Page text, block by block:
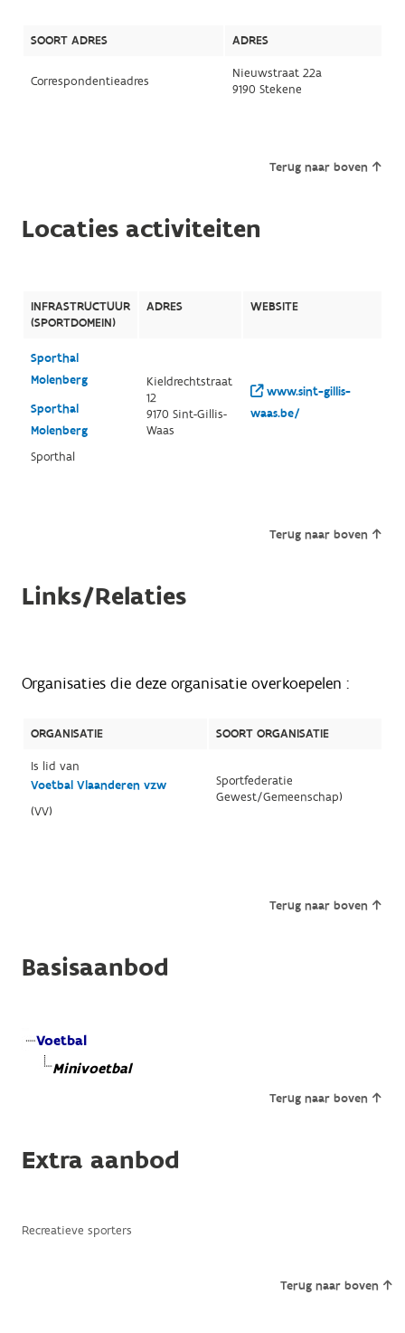
SOORT ADRES ADRES
Correspondentieadres
Nieuwstraat 22a
9190 Stekene
Terug naar boven
Locaties activiteiten
INFRASTRUCTUUR
(SPORTDOMEIN)
ADRES WEBSITE
Sporthal
Molenberg
Sporthal
Molenberg
Sporthal
Kieldrechtstraat
12
9170 Sint-Gillis-
Waas
www.sint-gillis-
waas.be/
Terug naar boven
Links/Relaties
Organisaties die deze organisatie overkoepelen :
ORGANISATIE
SOORT ORGANISATIE
Is lid van
Voetbal Vlaanderen vzw
(VV)
Sportfederatie
Gewest/Gemeenschap)
Terug naar boven
Basisaanbod
Voetbal
Minivoetbal
Terug naar boven
Extra aanbod
Recreatieve sporters
Terug naar boven